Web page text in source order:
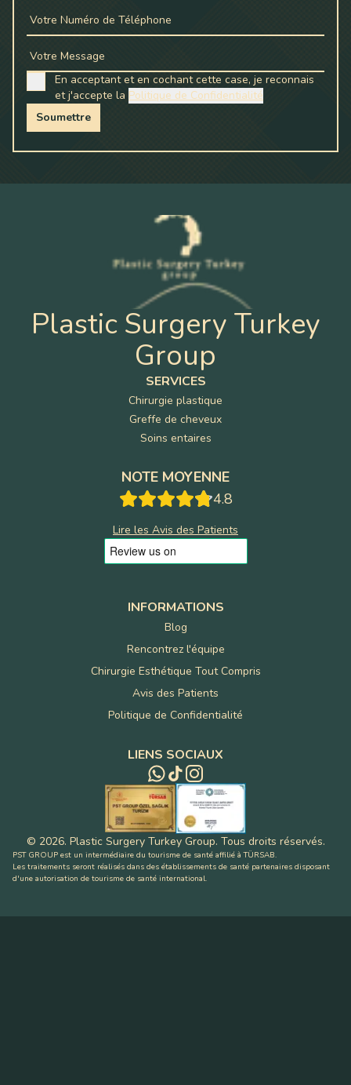
Votre Numéro de Téléphone
Votre Message
En acceptant et en cochant cette case, je reconnais
et j'accepte la Politique de Confidentialité
Soumettre
Plastic Surgery Turkey
Group
SERVICES
Chirurgie plastique
Greffe de cheveux
Soins entaires
NOTE MOYENNE
4.8
Lire les Avis des Patients
INFORMATIONS
Blog
Rencontrez l'équipe
Chirurgie Esthétique Tout Compris
Avis des Patients
Politique de Confidentialité
LIENS SOCIAUX
© 2026. Plastic Surgery Turkey Group. Tous droits réservés.
PST GROUP est un intermédiaire du tourisme de santé affilié à TÜRSAB.
Les traitements seront réalisés dans des établissements de santé partenaires disposant
d'une autorisation de tourisme de santé international.